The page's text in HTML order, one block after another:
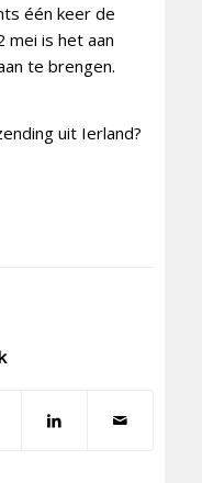
één keer de
mei is het aan
te brengen.
uit Ierland?